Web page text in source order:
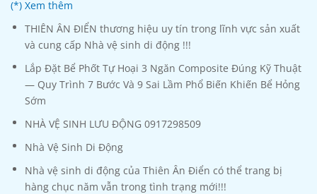
(*) Xem thêm
THIÊN ÂN ĐIỂN thương hiệu uy tín trong lĩnh vực sản xuất
và cung cấp Nhà vệ sinh di động !!!
Lắp Đặt Bể Phốt Tự Hoại 3 Ngăn Composite Đúng Kỹ Thuật
— Quy Trình 7 Bước Và 9 Sai Lầm Phổ Biến Khiến Bể Hỏng
Sớm
NHÀ VỆ SINH LƯU ĐỘNG 0917298509
Nhà Vệ Sinh Di Động
Nhà vệ sinh di động của Thiên Ân Điển có thể trang bị
hàng chục năm vẫn trong tình trạng mới!!!